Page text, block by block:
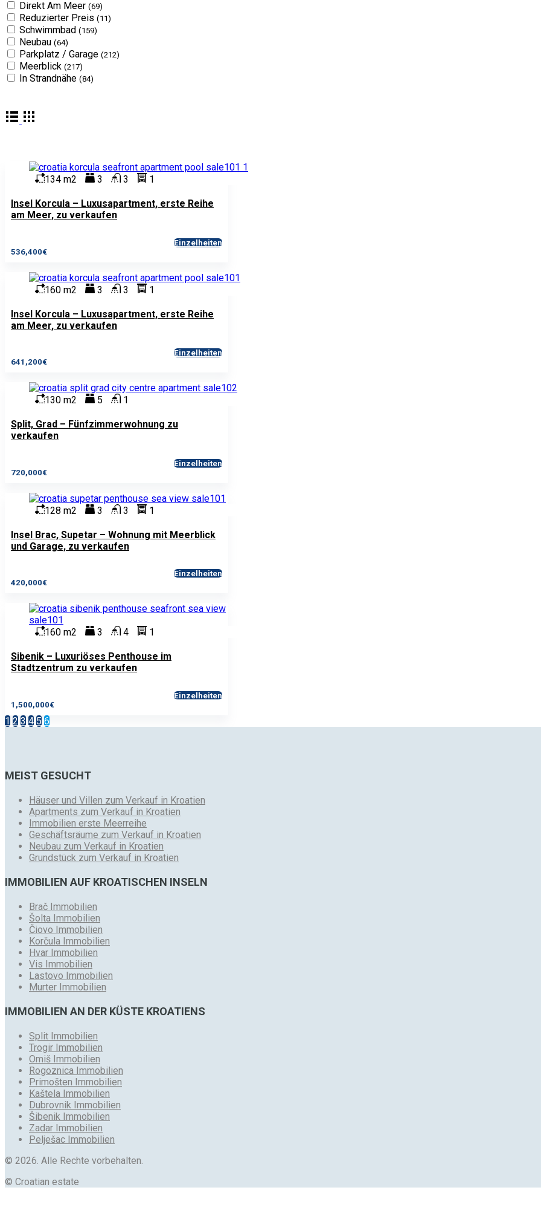
Direkt Am Meer (69)
Reduzierter Preis (11)
Schwimmbad (159)
Neubau (64)
Parkplatz / Garage (212)
Meerblick (217)
In Strandnähe (84)
134 m2 3 3 1
Insel Korcula – Luxusapartment, erste Reihe
am Meer, zu verkaufen
536,400€
Einzelheiten
160 m2 3 3 1
Insel Korcula – Luxusapartment, erste Reihe
am Meer, zu verkaufen
641,200€
Einzelheiten
130 m2 5 1
Split, Grad – Fünfzimmerwohnung zu
verkaufen
720,000€
Einzelheiten
128 m2 3 3 1
Insel Brac, Supetar – Wohnung mit Meerblick
und Garage, zu verkaufen
420,000€
Einzelheiten
160 m2 3 4 1
Sibenik – Luxuriöses Penthouse im
Stadtzentrum zu verkaufen
1,500,000€
Einzelheiten
1 2 3 4 5 6
MEIST GESUCHT
Häuser und Villen zum Verkauf in Kroatien
Apartments zum Verkauf in Kroatien
Immobilien erste Meerreihe
Geschäftsräume zum Verkauf in Kroatien
Neubau zum Verkauf in Kroatien
Grundstück zum Verkauf in Kroatien
IMMOBILIEN AUF KROATISCHEN INSELN
Brač Immobilien
Šolta Immobilien
Čiovo Immobilien
Korčula Immobilien
Hvar Immobilien
Vis Immobilien
Lastovo Immobilien
Murter Immobilien
IMMOBILIEN AN DER KÜSTE KROATIENS
Split Immobilien
Trogir Immobilien
Omiš Immobilien
Rogoznica Immobilien
Primošten Immobilien
Kaštela Immobilien
Dubrovnik Immobilien
Šibenik Immobilien
Zadar Immobilien
Pelješac Immobilien
© 2026. Alle Rechte vorbehalten.
© Croatian estate